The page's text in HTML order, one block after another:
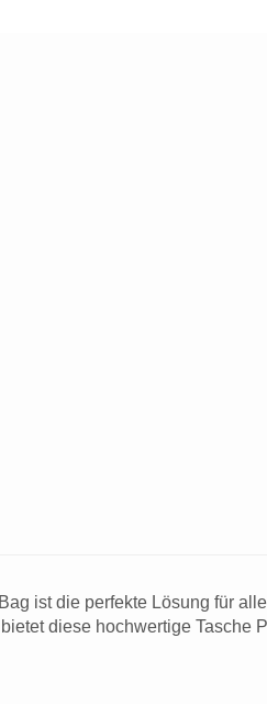
ist die perfekte Lösung für
diese hochwertige